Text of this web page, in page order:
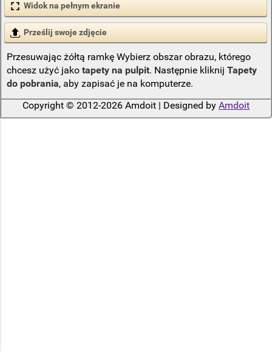
Widok na pełnym ekranie
Prześlij swoje zdjęcie
Przesuwając żółtą ramkę Wybierz obszar obrazu, którego
chcesz użyć jako tapety na pulpit. Następnie kliknij Tapety
do pobrania, aby zapisać je na komputerze.
Copyright © 2012-2026 Amdoit | Designed by Amdoit